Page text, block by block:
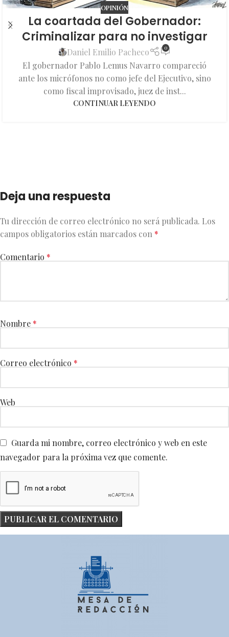
OPINIÓN
La coartada del Gobernador:
Criminalizar para no investigar
Daniel Emilio Pacheco 0
El gobernador Pablo Lemus Navarro compareció
ante los micrófonos no como jefe del Ejecutivo, sino
como fiscal improvisado, juez de inst...
CONTINUAR LEYENDO
Deja una respuesta
Tu dirección de correo electrónico no será publicada. Los
campos obligatorios están marcados con *
Comentario *
Nombre *
Correo electrónico *
Web
Guarda mi nombre, correo electrónico y web en este
navegador para la próxima vez que comente.